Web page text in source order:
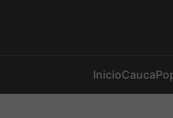
InicioCauca